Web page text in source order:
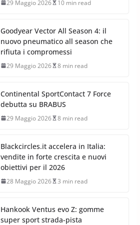
29 Maggio 2026 10 min read
Goodyear Vector All Season 4: il
nuovo pneumatico all season che
rifiuta i compromessi
29 Maggio 2026 8 min read
Continental SportContact 7 Force
debutta su BRABUS
29 Maggio 2026 8 min read
Blackcircles.it accelera in Italia:
vendite in forte crescita e nuovi
obiettivi per il 2026
28 Maggio 2026 3 min read
Hankook Ventus evo Z: gomme
super sport strada-pista